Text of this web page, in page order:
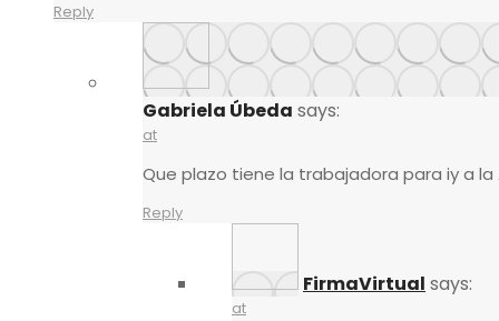
Reply
Gabriela Úbeda says:
at
Que plazo tiene la trabajadora para iy a la
Reply
FirmaVirtual says:
at